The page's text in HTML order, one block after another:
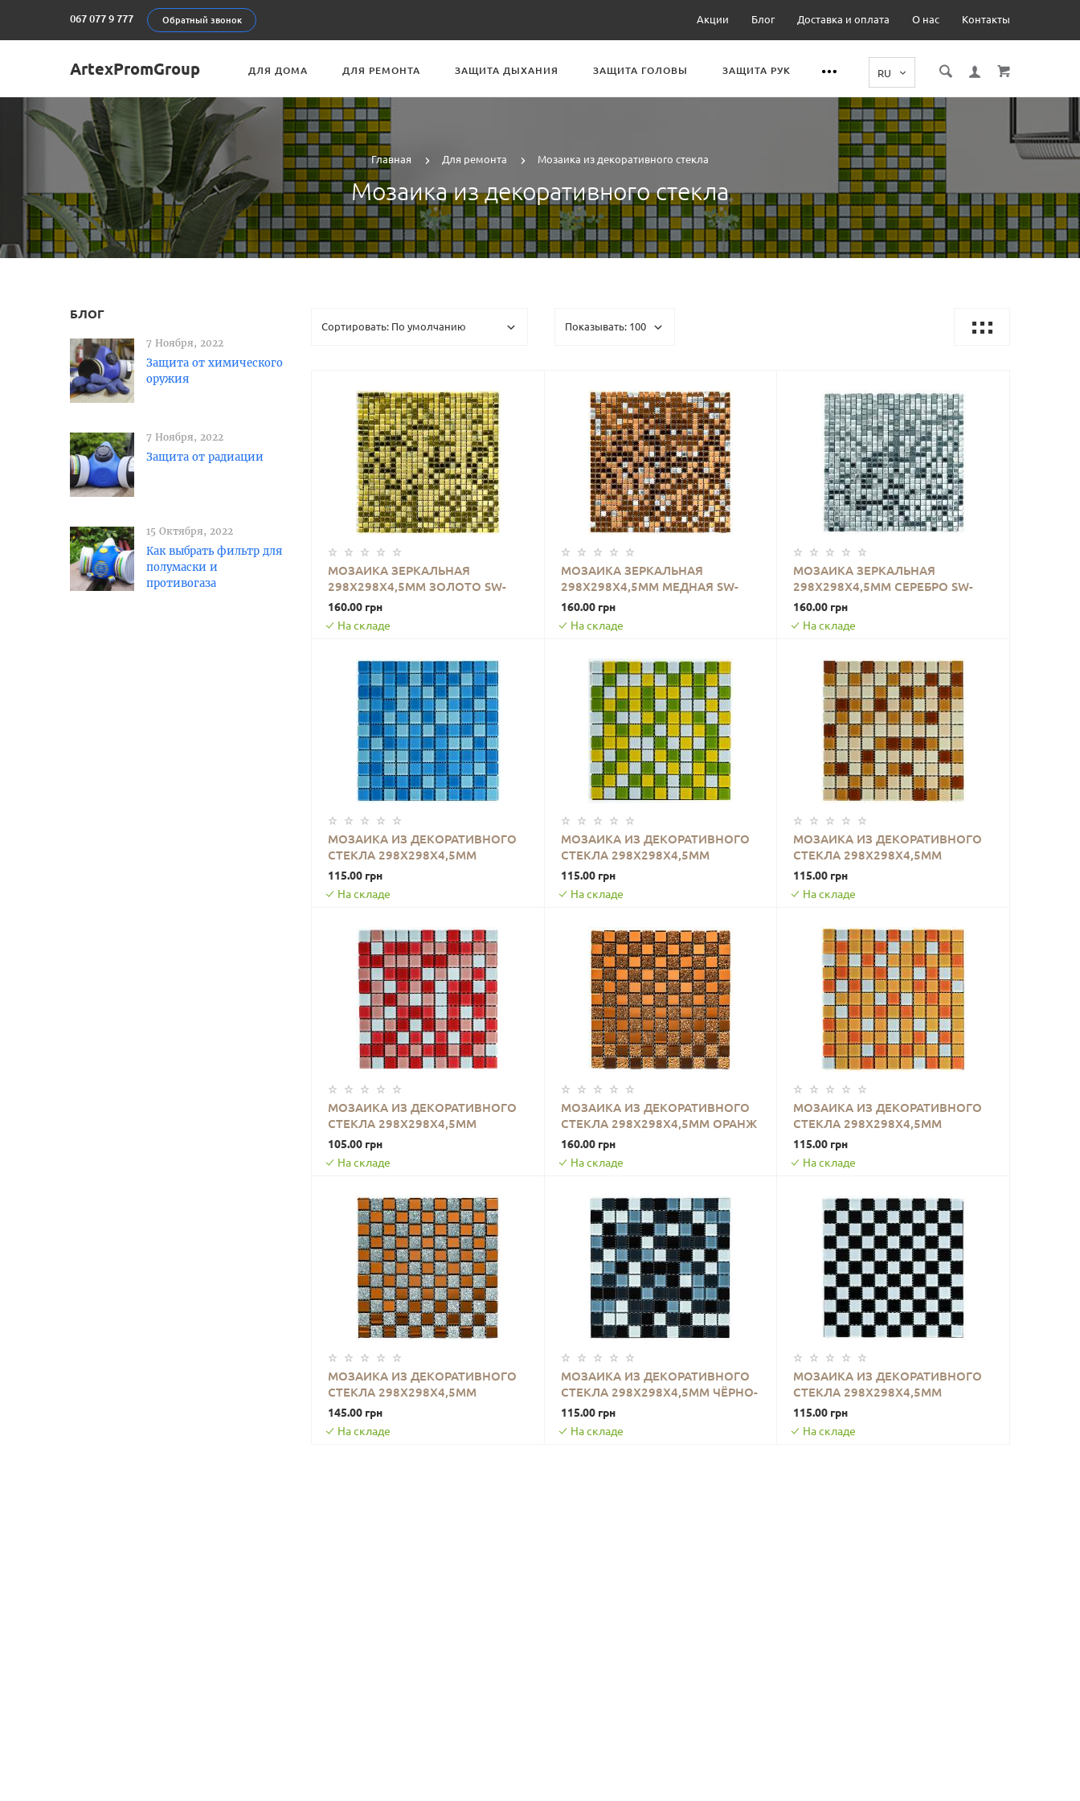
067 077 9 777 Обратный звонок Акции Блог Доставка и оплата О нас Контакты
ArtexPromGroup ДЛЯ ДОМА ДЛЯ РЕМОНТА ЗАЩИТА ДЫХАНИЯ ЗАЩИТА ГОЛОВЫ ЗАЩИТА РУК
Главная Для ремонта Мозаика из декоративного стекла
Мозаика из декоративного стекла
БЛОГ
7 Ноября, 2022
Защита от химического
оружия
7 Ноября, 2022
Защита от радиации
15 Октября, 2022
Как выбрать фильтр для
полумаски и
противогаза
МОЗАИКА ЗЕРКАЛЬНАЯ
298Х298Х4,5ММ ЗОЛОТО SW-
00002372
160.00 грн
На складе
В КОРЗИНУ
МОЗАИКА ЗЕРКАЛЬНАЯ
298Х298Х4,5ММ МЕДНАЯ SW-
00002370
160.00 грн
На складе
В КОРЗИНУ
МОЗАИКА ЗЕРКАЛЬНАЯ
298Х298Х4,5ММ СЕРЕБРО SW-
00002371
160.00 грн
На складе
В КОРЗИНУ
МОЗАИКА ИЗ ДЕКОРАТИВНОГО
СТЕКЛА 298Х298Х4,5ММ
ГОЛУБАЯ SW-00002354
115.00 грн
На складе
В КОРЗИНУ
МОЗАИКА ИЗ ДЕКОРАТИВНОГО
СТЕКЛА 298Х298Х4,5ММ
ЖЕЛТО-ЗЕЛЁНАЯ SW-00002362
115.00 грн
На складе
В КОРЗИНУ
МОЗАИКА ИЗ ДЕКОРАТИВНОГО
СТЕКЛА 298Х298Х4,5ММ
КОРИЧНЕВАЯ SW-00002363
115.00 грн
На складе
В КОРЗИНУ
МОЗАИКА ИЗ ДЕКОРАТИВНОГО
СТЕКЛА 298Х298Х4,5ММ
КРАСНАЯ SW-00002367
105.00 грн
На складе
В КОРЗИНУ
МОЗАИКА ИЗ ДЕКОРАТИВНОГО
СТЕКЛА 298Х298Х4,5ММ ОРАНЖ
SW-00002360
160.00 грн
На складе
В КОРЗИНУ
МОЗАИКА ИЗ ДЕКОРАТИВНОГО
СТЕКЛА 298Х298Х4,5ММ
ОРАНЖЕВАЯ SW-00002365
115.00 грн
На складе
В КОРЗИНУ
МОЗАИКА ИЗ ДЕКОРАТИВНОГО
СТЕКЛА 298Х298Х4,5ММ
СЕРЫЙ+ОРАНЖ SW-00002361
145.00 грн
На складе
В КОРЗИНУ
МОЗАИКА ИЗ ДЕКОРАТИВНОГО
СТЕКЛА 298Х298Х4,5ММ ЧЁРНО-
СЕРАЯ SW-00002369
115.00 грн
На складе
В КОРЗИНУ
МОЗАИКА ИЗ ДЕКОРАТИВНОГО
СТЕКЛА 298Х298Х4,5ММ
ШАХМАТКА SW-00002366
115.00 грн
На складе
В КОРЗИНУ